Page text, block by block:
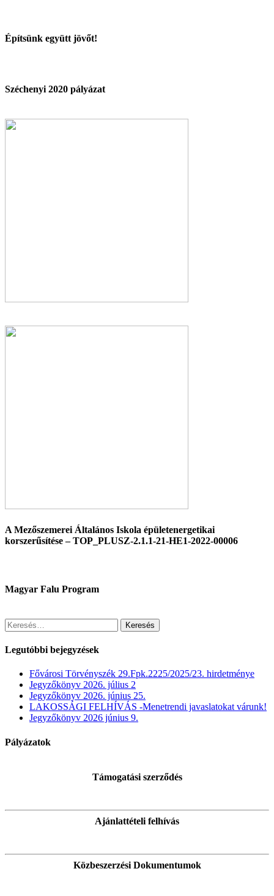
Építsünk együtt jövőt!
Széchenyi 2020 pályázat
A Mezőszemerei Általános Iskola épületenergetikai
korszerűsítése – TOP_PLUSZ-2.1.1-21-HE1-2022-00006
Magyar Falu Program
Keresés:
Legutóbbi bejegyzések
Fővárosi Törvényszék 29.Fpk.2225/2025/23. hirdetménye
Jegyzőkönyv 2026. július 2
Jegyzőkönyv 2026. június 25.
LAKOSSÁGI FELHÍVÁS -Menetrendi javaslatokat várunk!
Jegyzőkönyv 2026 június 9.
Pályázatok
Támogatási szerződés
Ajánlattételi felhívás
Közbeszerzési Dokumentumok